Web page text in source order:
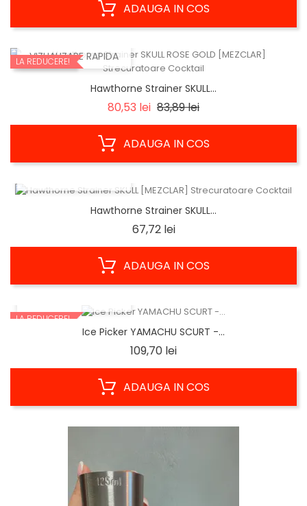
ADAUGA IN COS
VIZUALIZARE RAPIDA
LA REDUCERE!
Hawthorne Strainer SKULL...
80,53 lei Regular
83,89 leiPret
ADAUGA IN COS
Hawthorne Strainer SKULL...
67,72 leiPret
ADAUGA IN COS
LA REDUCERE!
Ice Picker YAMACHU SCURT -...
109,70 leiPret
ADAUGA IN COS